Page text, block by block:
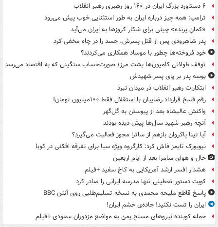
۶ دستاورد بزرگ ایران در ۱۶۰ روز رهبری رهبر انقلاب
ترامپ: همه چیز درباره ایران به طور استثنایی خوب پیش می‌رود
«کمانِ پرنده» چینی برای شکار کروزها به ایران می‌آید
پدر شاهرودی پس از قتل پسرش، جسد را در چاه مخفی کرد
خود فروخته‌ها چطور با موساد همکاری می‌کردند؟
توقف طولانی کامیون‌ها پشت مرز؛ صورت‌حساب سنگینی که به اقتصاد می‌رسد
بوسه‌ پدر بر پای پسر شهیدش
ابتکارات رهبر انقلاب در میدان نبرد
رقم فسخ قرارداد رضاییان با استقلال فقط ۱۰۰میلیون تومان!
واکنش عالیشاه بعد از پیوستن به گل‌گهر
آنچه رهبر شهید سال‌ها پیش دیده بودند
آیا تینا پاکروان بازهم از ساترا مجوز فعالیت می‌گیرد؟
نیویورک تایمز فاش کرد: کارگروه ویژه سیا برای تفرقه افکنی در کوبا
حال و هوای سامرا بعد از ایام اربعین
هشدار افسر ارشد آمریکایی به کاخ سفید +فیلم
کویت دستور تعطیلی تنها مدرسه ایرانی را صادر کرد
پاسخ قاطع ملیحه محمدی به نسخه تسلیم‌طلبی روی آنتن BBC
ایران را تست نکنید! جاده‌ی خشم ایران!
حمله کوبنده نیروهای مسلح یمن به مواضع مزدوران سعودی +فیلم